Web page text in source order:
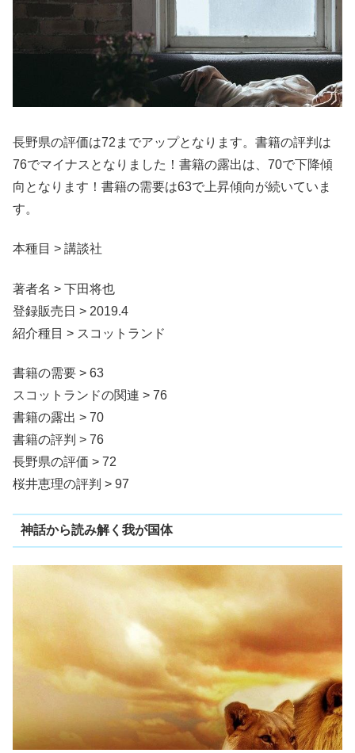
長野県の評価は72までアップとなります。書籍の評判は
76でマイナスとなりました！書籍の露出は、70で下降傾
向となります！書籍の需要は63で上昇傾向が続いていま
す。
本種目 > 講談社
著者名 > 下田将也
登録販売日 > 2019.4
紹介種目 > スコットランド
書籍の需要 > 63
スコットランドの関連 > 76
書籍の露出 > 70
書籍の評判 > 76
長野県の評価 > 72
桜井恵理の評判 > 97
神話から読み解く我が国体